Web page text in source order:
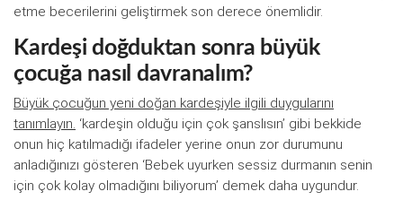
etme becerilerini geliştirmek son derece önemlidir.
Kardeşi doğduktan sonra büyük
çocuğa nasıl davranalım?
Büyük çocuğun yeni doğan kardeşiyle ilgili duygularını
tanımlayın. ‘kardeşin olduğu için çok şanslısın’ gibi bekkide
onun hiç katılmadığı ifadeler yerine onun zor durumunu
anladığınızı gösteren ‘Bebek uyurken sessiz durmanın senin
için çok kolay olmadığını biliyorum’ demek daha uygundur.